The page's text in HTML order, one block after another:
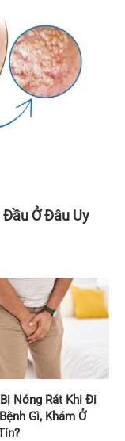
Ở Đâu Uy
Nóng Rát Khi Đi
Gì, Khám Ở